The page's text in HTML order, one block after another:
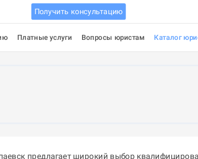
Получить консультацию
Платные услуги Вопросы юристам Каталог
предлагает широкий выбор